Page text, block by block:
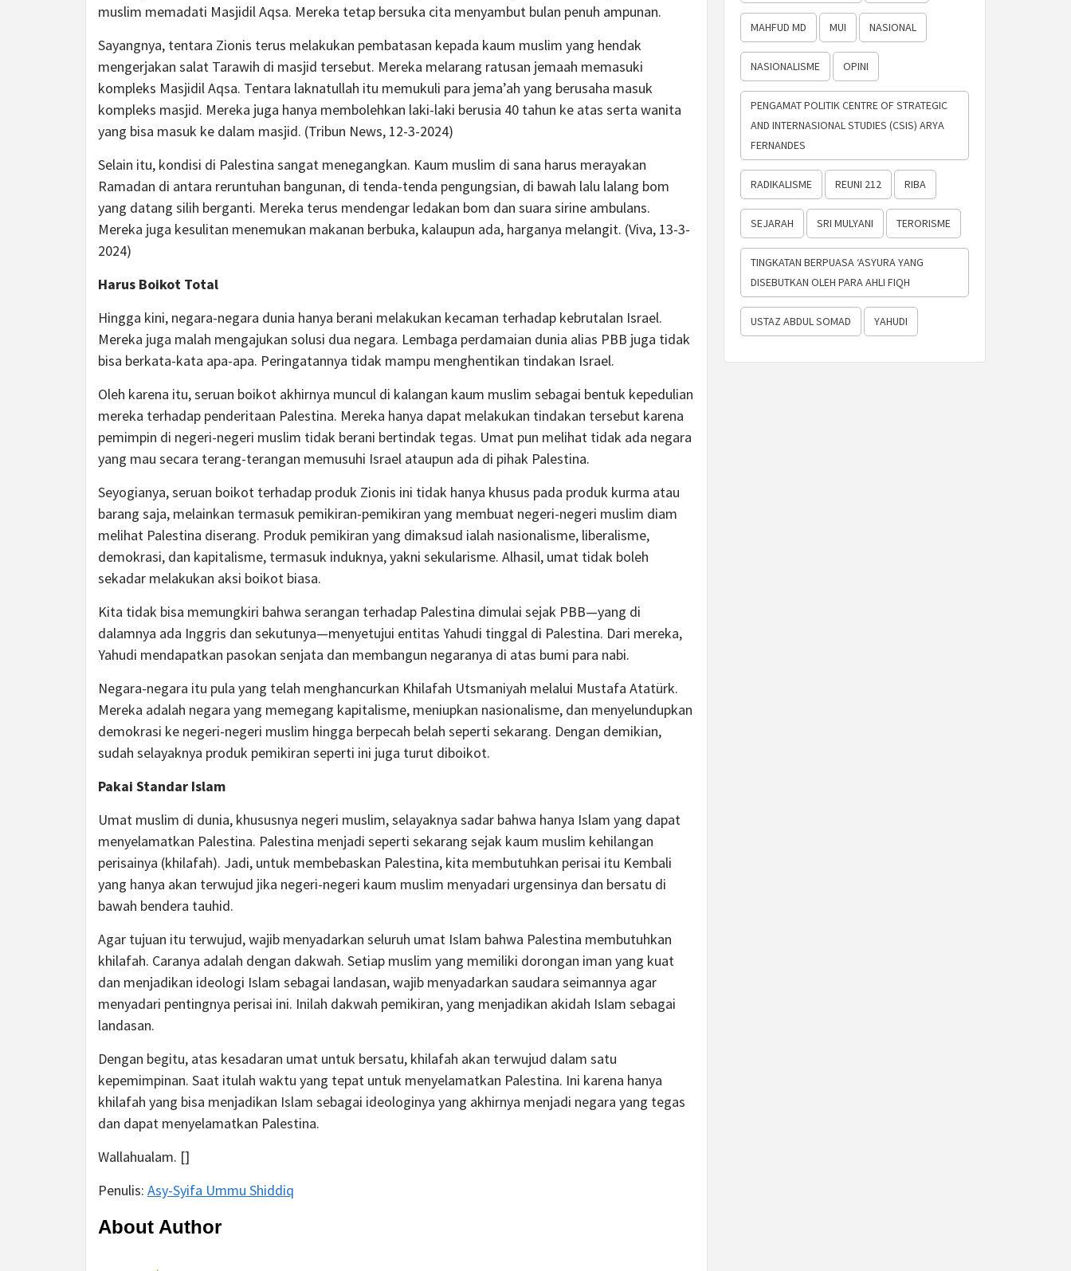
muslim memadati Masjidil Aqsa. Mereka tetap bersuka cita menyambut bulan penuh ampunan.
Sayangnya, tentara Zionis terus melakukan pembatasan kepada kaum muslim yang hendak
mengerjakan salat Tarawih di masjid tersebut. Mereka melarang ratusan jemaah memasuki
kompleks Masjidil Aqsa. Tentara laknatullah itu memukuli para jema’ah yang berusaha masuk
kompleks masjid. Mereka juga hanya membolehkan laki-laki berusia 40 tahun ke atas serta wanita
yang bisa masuk ke dalam masjid. (Tribun News, 12-3-2024)
Selain itu, kondisi di Palestina sangat menegangkan. Kaum muslim di sana harus merayakan
Ramadan di antara reruntuhan bangunan, di tenda-tenda pengungsian, di bawah lalu lalang bom
yang datang silih berganti. Mereka terus mendengar ledakan bom dan suara sirine ambulans.
Mereka juga kesulitan menemukan makanan berbuka, kalaupun ada, harganya melangit. (Viva, 13-3-
2024)
Harus Boikot Total
Hingga kini, negara-negara dunia hanya berani melakukan kecaman terhadap kebrutalan Israel.
Mereka juga malah mengajukan solusi dua negara. Lembaga perdamaian dunia alias PBB juga tidak
bisa berkata-kata apa-apa. Peringatannya tidak mampu menghentikan tindakan Israel.
Oleh karena itu, seruan boikot akhirnya muncul di kalangan kaum muslim sebagai bentuk kepedulian
mereka terhadap penderitaan Palestina. Mereka hanya dapat melakukan tindakan tersebut karena
pemimpin di negeri-negeri muslim tidak berani bertindak tegas. Umat pun melihat tidak ada negara
yang mau secara terang-terangan memusuhi Israel ataupun ada di pihak Palestina.
Seyogianya, seruan boikot terhadap produk Zionis ini tidak hanya khusus pada produk kurma atau
barang saja, melainkan termasuk pemikiran-pemikiran yang membuat negeri-negeri muslim diam
melihat Palestina diserang. Produk pemikiran yang dimaksud ialah nasionalisme, liberalisme,
demokrasi, dan kapitalisme, termasuk induknya, yakni sekularisme. Alhasil, umat tidak boleh
sekadar melakukan aksi boikot biasa.
Kita tidak bisa memungkiri bahwa serangan terhadap Palestina dimulai sejak PBB—yang di
dalamnya ada Inggris dan sekutunya—menyetujui entitas Yahudi tinggal di Palestina. Dari mereka,
Yahudi mendapatkan pasokan senjata dan membangun negaranya di atas bumi para nabi.
Negara-negara itu pula yang telah menghancurkan Khilafah Utsmaniyah melalui Mustafa Atatürk.
Mereka adalah negara yang memegang kapitalisme, meniupkan nasionalisme, dan menyelundupkan
demokrasi ke negeri-negeri muslim hingga berpecah belah seperti sekarang. Dengan demikian,
sudah selayaknya produk pemikiran seperti ini juga turut diboikot.
Pakai Standar Islam
Umat muslim di dunia, khususnya negeri muslim, selayaknya sadar bahwa hanya Islam yang dapat
menyelamatkan Palestina. Palestina menjadi seperti sekarang sejak kaum muslim kehilangan
perisainya (khilafah). Jadi, untuk membebaskan Palestina, kita membutuhkan perisai itu Kembali
yang hanya akan terwujud jika negeri-negeri kaum muslim menyadari urgensinya dan bersatu di
bawah bendera tauhid.
Agar tujuan itu terwujud, wajib menyadarkan seluruh umat Islam bahwa Palestina membutuhkan
khilafah. Caranya adalah dengan dakwah. Setiap muslim yang memiliki dorongan iman yang kuat
dan menjadikan ideologi Islam sebagai landasan, wajib menyadarkan saudara seimannya agar
menyadari pentingnya perisai ini. Inilah dakwah pemikiran, yang menjadikan akidah Islam sebagai
landasan.
Dengan begitu, atas kesadaran umat untuk bersatu, khilafah akan terwujud dalam satu
kepemimpinan. Saat itulah waktu yang tepat untuk menyelamatkan Palestina. Ini karena hanya
khilafah yang bisa menjadikan Islam sebagai ideologinya yang akhirnya menjadi negara yang tegas
dan dapat menyelamatkan Palestina.
Wallahualam. []
Penulis: Asy-Syifa Ummu Shiddiq
About Author
MAHFUD MD MUI NASIONAL
NASIONALISME OPINI
PENGAMAT POLITIK CENTRE OF STRATEGIC
AND INTERNASIONAL STUDIES (CSIS) ARYA
FERNANDES
RADIKALISME REUNI 212 RIBA
SEJARAH SRI MULYANI TERORISME
TINGKATAN BERPUASA ‘ASYURA YANG
DISEBUTKAN OLEH PARA AHLI FIQH
USTAZ ABDUL SOMAD YAHUDI